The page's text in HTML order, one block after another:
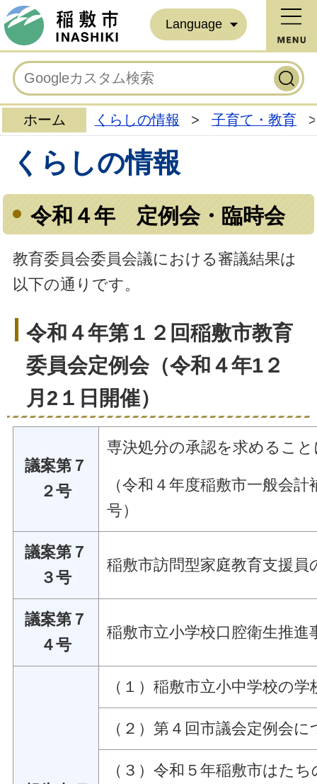
Language
ホーム くらしの情報 > 子育て・教育 >
くらしの情報
令和４年 定例会・臨時会
教育委員会委員会議における審議結果は
以下の通りです。
令和４年第１２回稲敷市教育
委員会定例会（令和４年1２
月2１日開催）
議案第７
２号
専決処分の承認を求める
（令和４年度稲敷市一般会
号
議案第７
３号
稲敷市訪問型家庭教育支援
議案第７
４号
稲敷市立小学校口腔衛生推
（１）稲敷市立小中学校の
（２）第４回市議会定例会
（３）令和５年稲敷市はた